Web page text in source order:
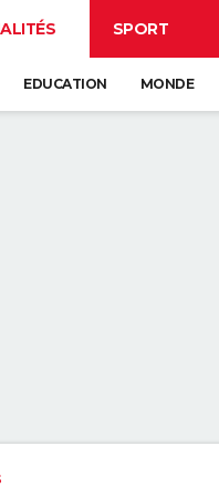
SPORT
EDUCATION MONDE